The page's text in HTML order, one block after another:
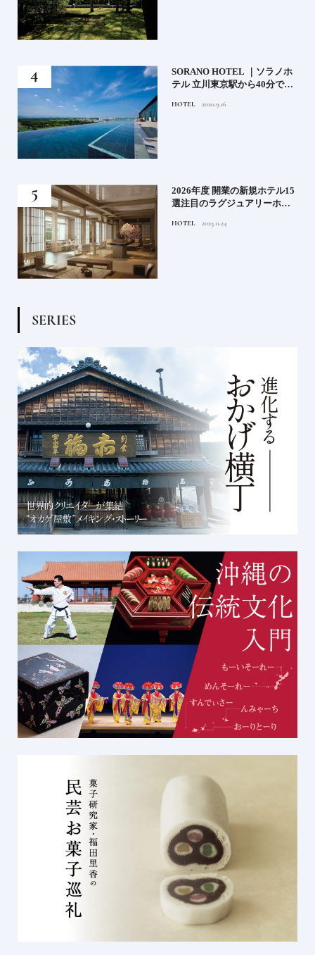
SORANO HOTEL ｜ソラノホ
テル 立川東京駅から40分で行
HOTEL 2020.9.16
2026年度 開業の新規ホテル15
選注目のラグジュアリーホテ
ィホテルまでご紹介【後編】
HOTEL 2025.11.24
SERIES